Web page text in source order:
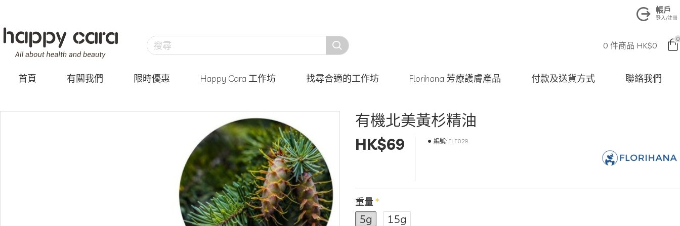
帳戶
登入/註冊
0 件商品 HK$0
0
首頁 有關我們 限時優惠 Happy Cara 工作坊 找尋合適的工作坊 Florihana 芳療護膚產品 付款及送貨方式 聯絡我們
有機北美黃杉精油
HK$69
編號: FLE029
重量
5g 15g